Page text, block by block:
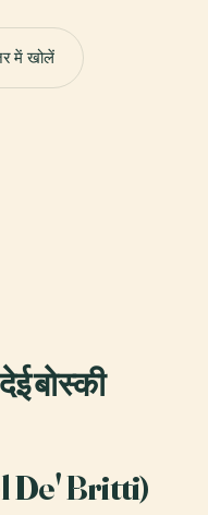
में खोलें
बोस्की
De' Britti)